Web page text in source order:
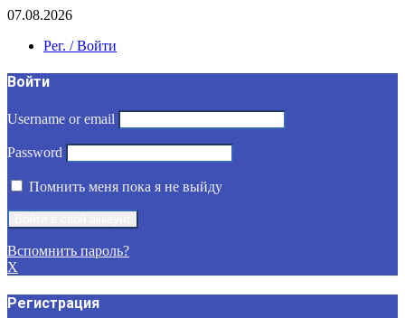
07.08.2026
Рег. / Войти
Войти
Username or email
Password
Помнить меня пока я не выйду
Вспомнить пароль?
X
Регистрация